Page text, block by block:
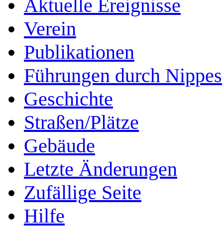
Aktuelle Ereignisse
Verein
Publikationen
Führungen durch Nippes
Geschichte
Straßen/Plätze
Gebäude
Letzte Änderungen
Zufällige Seite
Hilfe